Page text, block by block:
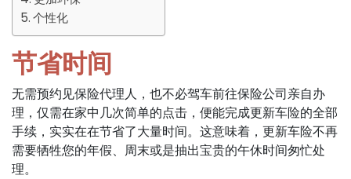
个性化
节省时间
无需预约见保险代理人，也不必驾车前往保险公司亲自办
理，仅需在家中几次简单的点击，便能完成更新车险的全部
手续，实实在在节省了大量时间。这意味着，更新车险不再
需要牺牲您的年假、周末或是抽出宝贵的午休时间匆忙处
理。